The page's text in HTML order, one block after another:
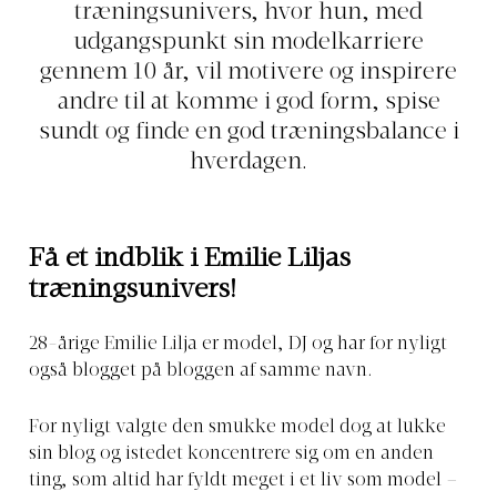
træningsunivers, hvor hun, med
udgangspunkt sin modelkarriere
gennem 10 år, vil motivere og inspirere
andre til at komme i god form, spise
sundt og finde en god træningsbalance i
hverdagen.
Få et indblik i Emilie Liljas
træningsunivers!
28-årige Emilie Lilja er model, DJ og har for nyligt
også blogget på bloggen af samme navn.
For nyligt valgte den smukke model dog at lukke
sin blog og istedet koncentrere sig om en anden
ting, som altid har fyldt meget i et liv som model –